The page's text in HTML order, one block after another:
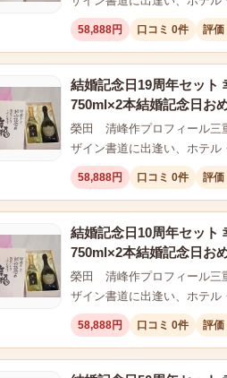
58,888円 口コミ 0件 評価
結婚記念日19周年セット
750ml×2本結婚記念日お
榮田 清峰作プロフィール三
ザイン書道に出逢い、ホテ
58,888円 口コミ 0件 評価
結婚記念日10周年セット
750ml×2本結婚記念日お
榮田 清峰作プロフィール三
ザイン書道に出逢い、ホテ
58,888円 口コミ 0件 評価